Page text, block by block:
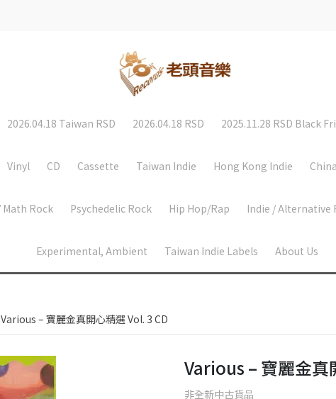
2026.04.18 Taiwan RSD 2026.04.18 RSD 2025.11.28 RSD Black
Vinyl CD Cassette Taiwan Indie Hong Kong Indie
Math Rock Psychedelic Rock Hip Hop/Rap Indie / Alternative
Experimental, Ambient Taiwan Indie Labels About Us
Various – 寶麗金真開心精選 Vol. 3 CD
Various – 寶麗金真
非全新中古貨品